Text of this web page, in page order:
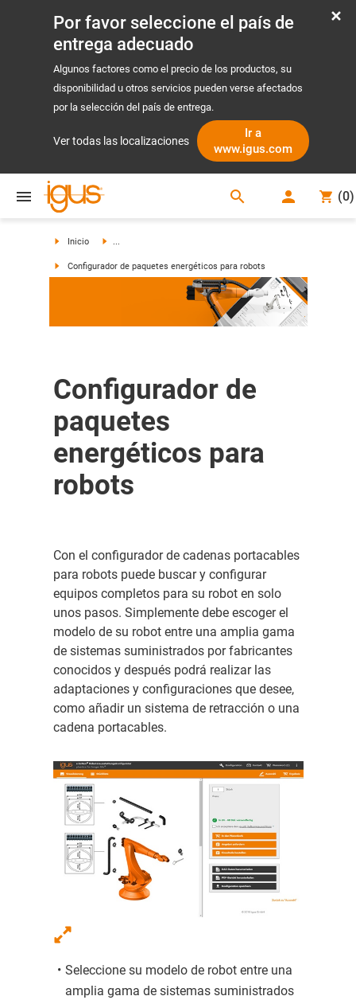
Por favor seleccione el país de
entrega adecuado
Algunos factores como el precio de los productos, su
disponibilidad u otros servicios pueden verse afectados
por la selección del país de entrega.
Ver todas las localizaciones
Ir a
www.igus.com
search (0)
Inicio ...
Configurador de paquetes energéticos para robots
Configurador de
paquetes
energéticos para
robots
Con el configurador de cadenas portacables
para robots puede buscar y configurar
equipos completos para su robot en solo
unos pasos. Simplemente debe escoger el
modelo de su robot entre una amplia gama
de sistemas suministrados por fabricantes
conocidos y después podrá realizar las
adaptaciones y configuraciones que desee,
como añadir un sistema de retracción o una
cadena portacables.
Seleccione su modelo de robot entre una
amplia gama de sistemas suministrados